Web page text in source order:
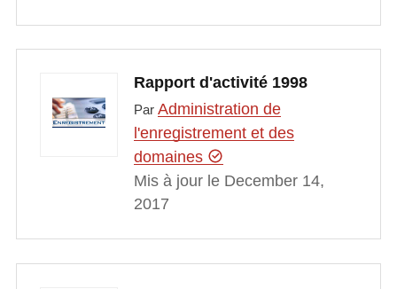
Rapport d'activité 1998
Par Administration de
l'enregistrement et des
domaines
Mis à jour le December 14,
2017